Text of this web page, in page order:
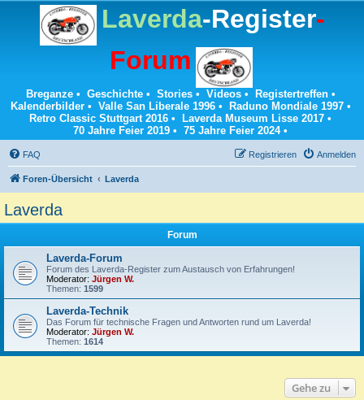
Laverda-Register-
Forum
Breganze• Geschichte• Stories• Videos• Registertreffen•
Kalenderbilder• Valle San Liberale 1996• Raduno Mondiale 1997•
Retro Classic Stuttgart 2016 • Laverda Museum Lisse 2017 •
70 Jahre Feier 2019 • 75 Jahre Feier 2024•
FAQ Anmelden
Registrieren
Foren-Übersicht Laverda
Laverda
Forum
Laverda-Forum
Forum des Laverda-Register zum Austausch von Erfahrungen!
Moderator: Jürgen W.
Themen: 1599
Laverda-Technik
Das Forum für technische Fragen und Antworten rund um Laverda!
Moderator: Jürgen W.
Themen: 1614
Gehe zu